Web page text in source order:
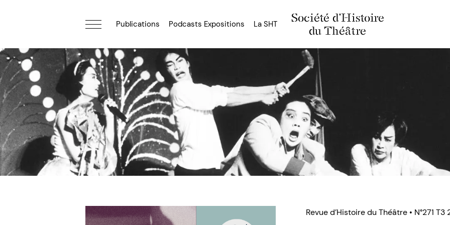
Société d'Histoire
du Théâtre
Publications Podcasts Expositions La SHT
Revue d’Histoire du Théâtre • N°271 T3